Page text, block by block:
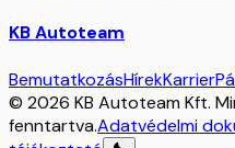
KB Autoteam
BemutatkozásHírekKarrier
© 2026 KB Autoteam Kft.
fenntartva.Adatvédelmi